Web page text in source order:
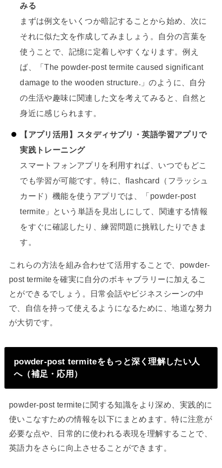
みる
まずは例文をいくつか暗記することから始め、次に
それに似た文を作成してみましょう。自分の言葉を
使うことで、記憶に定着しやすくなります。例え
ば、「The powder-post termite caused significant
damage to the wooden structure.」のように、自分
の生活や趣味に関連した文を考えてみると、自然と
身近に感じられます。
【アプリ活用】スタディサプリ・英語学習アプリで
実践トレーニング
スマートフォンアプリを利用すれば、いつでもどこ
でも学習が可能です。特に、flashcard（フラッシュ
カード）機能を使うアプリでは、「powder-post
termite」という単語を見出しにして、関連する情報
をすぐに確認したり、練習問題に挑戦したりできま
す。
これらの方法を組み合わせて活用することで、powder-
post termiteを確実に自分のボキャブラリーに加えるこ
とができるでしょう。日常会話やビジネスシーンの中
で、自信を持って使えるようになるために、地道な努力
が大切です。
powder-post termiteをもっと深く理解したい人
へ（補足・応用）
powder-post termiteに関する知識をより深め、実践的に
使いこなすための情報を以下にまとめます。特に注意が
必要な点や、日常的に使われる表現を理解することで、
英語力をさらに向上させることができます。